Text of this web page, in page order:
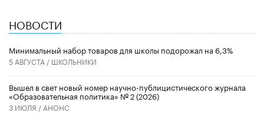
НОВОСТИ
Минимальный набор товаров для школы подорожал на 6,3%
5 АВГУСТА / ШКОЛЬНИКИ
Вышел в свет новый номер научно-публицистического журнала
«Образовательная политика» № 2 (2026)
3 ИЮЛЯ / АНОНС